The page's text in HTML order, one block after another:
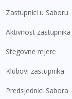
Zastupnici u Saboru
Aktivnost zastupnika
Stegovne mjere
Klubovi zastupnika
Predsjednici Sabora